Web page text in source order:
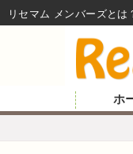
ホ
リセマム メンバーズ